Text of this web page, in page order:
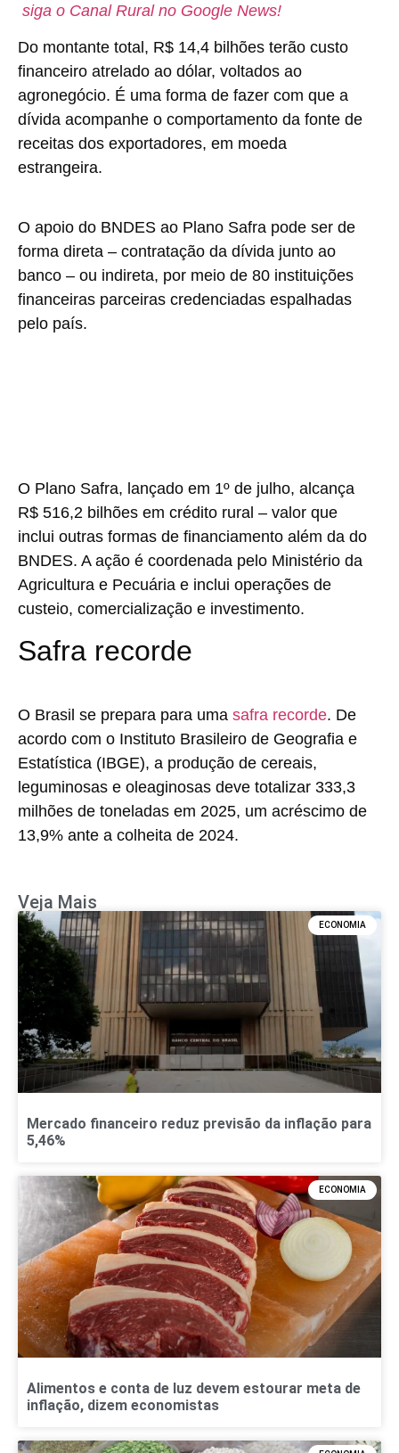
siga o Canal Rural no Google News!
Do montante total, R$ 14,4 bilhões terão custo
financeiro atrelado ao dólar, voltados ao
agronegócio. É uma forma de fazer com que a
dívida acompanhe o comportamento da fonte de
receitas dos exportadores, em moeda
estrangeira.
O apoio do BNDES ao Plano Safra pode ser de
forma direta – contratação da dívida junto ao
banco – ou indireta, por meio de 80 instituições
financeiras parceiras credenciadas espalhadas
pelo país.
O Plano Safra, lançado em 1º de julho, alcança
R$ 516,2 bilhões em crédito rural – valor que
inclui outras formas de financiamento além da do
BNDES. A ação é coordenada pelo Ministério da
Agricultura e Pecuária e inclui operações de
custeio, comercialização e investimento.
Safra recorde
O Brasil se prepara para uma safra recorde. De
acordo com o Instituto Brasileiro de Geografia e
Estatística (IBGE), a produção de cereais,
leguminosas e oleaginosas deve totalizar 333,3
milhões de toneladas em 2025, um acréscimo de
13,9% ante a colheita de 2024.
Veja Mais
ECONOMIA
Mercado financeiro reduz previsão da inflação para
5,46%
ECONOMIA
Alimentos e conta de luz devem estourar meta de
inflação, dizem economistas